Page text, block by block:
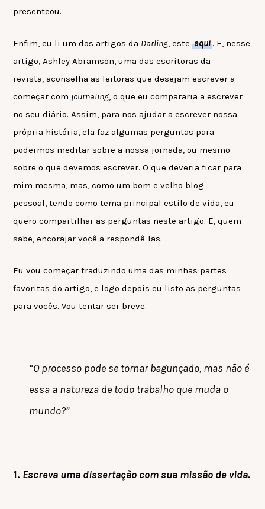
presenteou.
Enfim, eu li um dos artigos da Darling, esteaqui . E, nesse
artigo, Ashley Abramson, uma das escritoras da
revista, aconselha as leitoras que desejam escrever a
começar com journaling, o que eu compararia a escrever
no seu diário. Assim, para nos ajudar a escrever nossa
própria história, ela faz algumas perguntas para
podermos meditar sobre a nossa jornada, ou mesmo
sobre o que devemos escrever. O que deveria ficar para
mim mesma, mas, como um bom e velho blog
pessoal, tendo como tema principal estilo de vida, eu
quero compartilhar as perguntas neste artigo. E, quem
sabe, encorajar você a respondê-las.
Eu vou começar traduzindo uma das minhas partes
favoritas do artigo, e logo depois eu listo as perguntas
para vocês. Vou tentar ser breve.
“O processo pode se tornar bagunçado, mas não é
essa a natureza de todo trabalho que muda o
mundo?”
1. Escreva uma dissertação com sua missão de vida.